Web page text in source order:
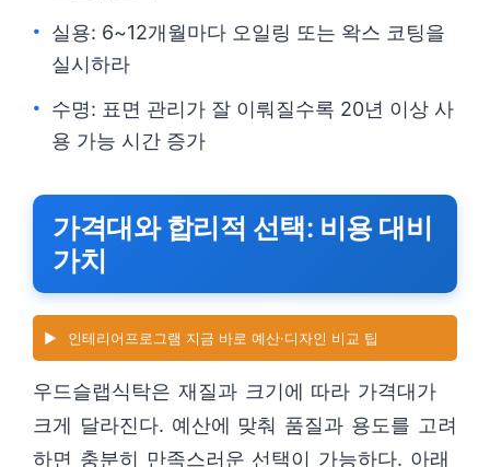
실용: 6~12개월마다 오일링 또는 왁스 코팅을
실시하라
수명: 표면 관리가 잘 이뤄질수록 20년 이상 사
용 가능 시간 증가
가격대와 합리적 선택: 비용 대비
가치
▶️ 인테리어프로그램 지금 바로 예산·디자인 비교 팁
우드슬랩식탁은 재질과 크기에 따라 가격대가
크게 달라진다. 예산에 맞춰 품질과 용도를 고려
하면 충분히 만족스러운 선택이 가능하다. 아래